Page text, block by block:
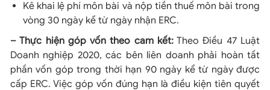
Kê khai lệ phí môn bài và nộp tiền thuế môn bài trong
vòng 30 ngày kể từ ngày nhận ERC.
– Thực hiện góp vốn theo cam kết:Theo Điều 47 Luật
Doanh nghiệp 2020, các bên liên doanh phải hoàn tất
phần vốn góp trong thời hạn 90 ngày kể từ ngày được
cấp ERC. Việc góp vốn đúng hạn là điều kiện tiên quyết